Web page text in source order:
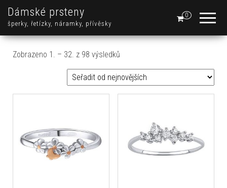
Dámské prsteny
šperky, řetízky, náramky, přívěsky
0
Zobrazeno 1. – 32. z 98 výsledků